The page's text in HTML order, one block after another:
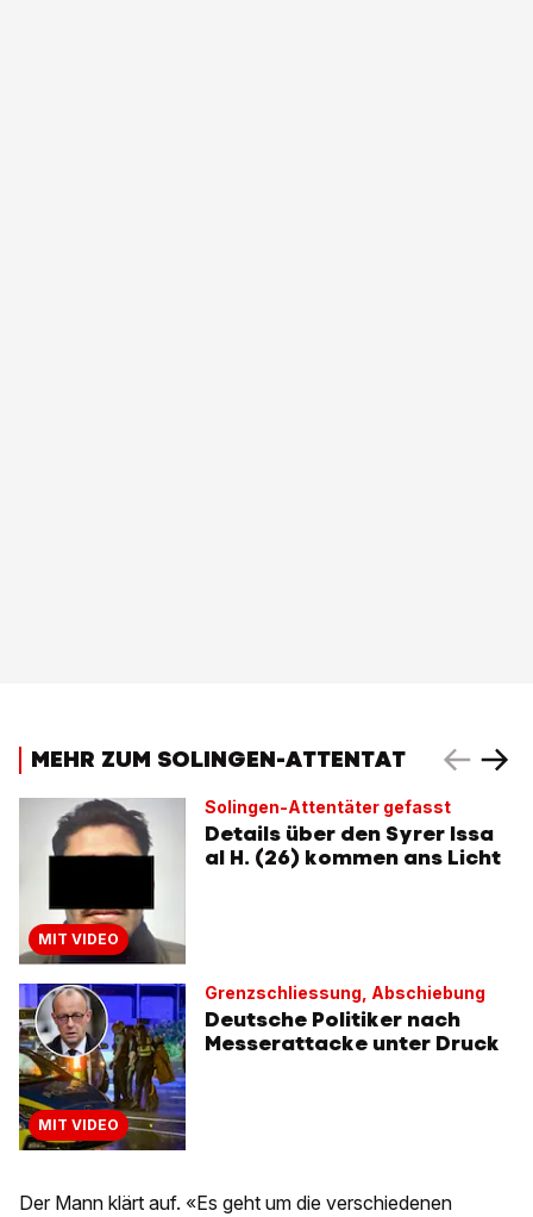
MEHR ZUM SOLINGEN-ATTENTAT
MIT VIDEO
Solingen-Attentäter gefasst
Details über den Syrer Issa
al H. (26) kommen ans Licht
MIT VIDEO
Grenzschliessung, Abschiebung
Deutsche Politiker nach
Messerattacke unter Druck
Der Mann klärt auf. «Es geht um die verschiedenen